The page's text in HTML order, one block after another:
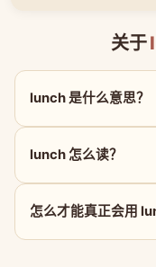
关于
lunch 是什么意思？
lunch 怎么读？
怎么才能真正会用